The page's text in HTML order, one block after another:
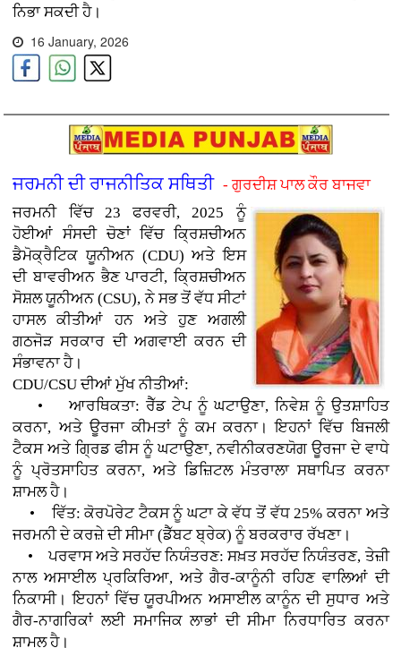
ਨਿਭਾ ਸਕਦੀ ਹੈ।
16 January, 2026
ਜਰਮਨੀ ਦੀ ਰਾਜਨੀਤਿਕ ਸਥਿਤੀ- ਗੁਰਦੀਸ਼ ਪਾਲ ਕੌਰ ਬਾਜਵਾ
ਜਰਮਨੀ ਵਿੱਚ 23 ਫਰਵਰੀ, 2025 ਨੂੰ
ਹੋਈਆਂ ਸੰਸਦੀ ਚੋਣਾਂ ਵਿੱਚ ਕ੍ਰਿਸ਼ਚੀਅਨ
ਡੈਮੋਕ੍ਰੈਟਿਕ ਯੂਨੀਅਨ (CDU) ਅਤੇ ਇਸ
ਦੀ ਬਾਵਰੀਅਨ ਭੈਣ ਪਾਰਟੀ, ਕ੍ਰਿਸ਼ਚੀਅਨ
ਸੋਸ਼ਲ ਯੂਨੀਅਨ (CSU), ਨੇ ਸਭ ਤੋਂ ਵੱਧ ਸੀਟਾਂ
ਹਾਸਲ ਕੀਤੀਆਂ ਹਨ ਅਤੇ ਹੁਣ ਅਗਲੀ
ਗਠਜੋੜ ਸਰਕਾਰ ਦੀ ਅਗਵਾਈ ਕਰਨ ਦੀ
ਸੰਭਾਵਨਾ ਹੈ।
CDU/CSU ਦੀਆਂ ਮੁੱਖ ਨੀਤੀਆਂ:
• ਆਰਥਿਕਤਾ: ਰੈੱਡ ਟੇਪ ਨੂੰ ਘਟਾਉਣਾ, ਨਿਵੇਸ਼ ਨੂੰ ਉਤਸ਼ਾਹਿਤ
ਕਰਨਾ, ਅਤੇ ਊਰਜਾ ਕੀਮਤਾਂ ਨੂੰ ਕਮ ਕਰਨਾ। ਇਹਨਾਂ ਵਿੱਚ ਬਿਜਲੀ
ਟੈਕਸ ਅਤੇ ਗ੍ਰਿਡ ਫੀਸ ਨੂੰ ਘਟਾਉਣਾ, ਨਵੀਨੀਕਰਣਯੋਗ ਊਰਜਾ ਦੇ ਵਾਧੇ
ਨੂੰ ਪ੍ਰੋਤਸਾਹਿਤ ਕਰਨਾ, ਅਤੇ ਡਿਜ਼ਿਟਲ ਮੰਤਰਾਲਾ ਸਥਾਪਿਤ ਕਰਨਾ
ਸ਼ਾਮਲ ਹੈ।
• ਵਿੱਤ: ਕੋਰਪੋਰੇਟ ਟੈਕਸ ਨੂੰ ਘਟਾ ਕੇ ਵੱਧ ਤੋਂ ਵੱਧ 25% ਕਰਨਾ ਅਤੇ
ਜਰਮਨੀ ਦੇ ਕਰਜ਼ੇ ਦੀ ਸੀਮਾ (ਡੈੱਬਟ ਬ੍ਰੇਕ) ਨੂੰ ਬਰਕਰਾਰ ਰੱਖਣਾ।
• ਪਰਵਾਸ ਅਤੇ ਸਰਹੱਦ ਨਿਯੰਤਰਣ: ਸਖ਼ਤ ਸਰਹੱਦ ਨਿਯੰਤਰਣ, ਤੇਜ਼ੀ
ਨਾਲ ਅਸਾਈਲ ਪ੍ਰਕਿਰਿਆ, ਅਤੇ ਗੈਰ-ਕਾਨੂੰਨੀ ਰਹਿਣ ਵਾਲਿਆਂ ਦੀ
ਨਿਕਾਸੀ। ਇਹਨਾਂ ਵਿੱਚ ਯੂਰਪੀਅਨ ਅਸਾਈਲ ਕਾਨੂੰਨ ਦੀ ਸੁਧਾਰ ਅਤੇ
ਗੈਰ-ਨਾਗਰਿਕਾਂ ਲਈ ਸਮਾਜਿਕ ਲਾਭਾਂ ਦੀ ਸੀਮਾ ਨਿਰਧਾਰਿਤ ਕਰਨਾ
ਸ਼ਾਮਲ ਹੈ।